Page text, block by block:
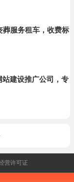
葬服务租车，收费标
建设推广公司，专
营许可证